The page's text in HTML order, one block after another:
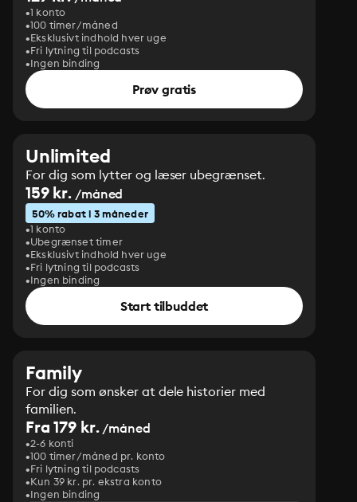
1 konto
100 timer/måned
Eksklusivt indhold hver uge
Fri lytning til podcasts
Ingen binding
Prøv gratis
Unlimited
For dig som lytter og læser ubegrænset.
159 kr. /måned
50% rabat i 3 måneder
1 konto
Ubegrænset timer
Eksklusivt indhold hver uge
Fri lytning til podcasts
Ingen binding
Start tilbuddet
Family
For dig som ønsker at dele historier med
familien.
Fra 179 kr./måned
2-6 konti
100 timer/måned pr. konto
Fri lytning til podcasts
Kun 39 kr. pr. ekstra konto
Ingen binding